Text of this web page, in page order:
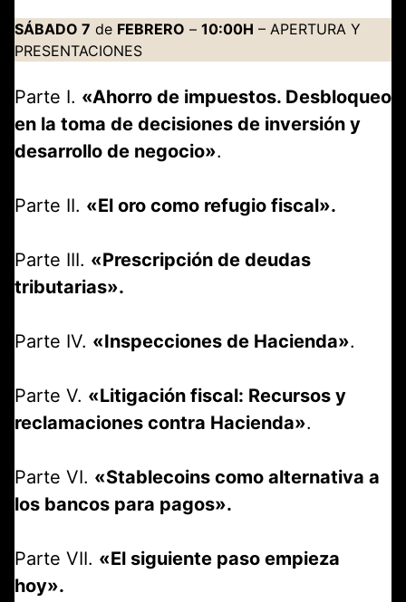
SÁBADO 7 de FEBRERO – 10:00H – APERTURA Y
PRESENTACIONES
Parte I. «Ahorro de impuestos. Desbloqueo
en la toma de decisiones de inversión y
desarrollo de negocio».
Parte II. «El oro como refugio fiscal».
Parte III. «Prescripción de deudas
tributarias».
Parte IV. «Inspecciones de Hacienda».
Parte V. «Litigación fiscal: Recursos y
reclamaciones contra Hacienda».
Parte VI. «Stablecoins como alternativa a
los bancos para pagos».
Parte VII. «El siguiente paso empieza
hoy».